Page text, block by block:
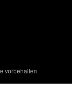
vorbehalten